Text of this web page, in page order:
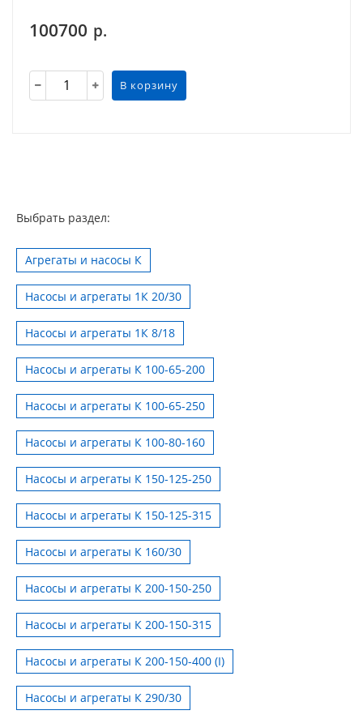
100700 р.
В корзину
Выбрать раздел:
Агрегаты и насосы К
Насосы и агрегаты 1К 20/30
Насосы и агрегаты 1К 8/18
Насосы и агрегаты К 100-65-200
Насосы и агрегаты К 100-65-250
Насосы и агрегаты К 100-80-160
Насосы и агрегаты К 150-125-250
Насосы и агрегаты К 150-125-315
Насосы и агрегаты К 160/30
Насосы и агрегаты К 200-150-250
Насосы и агрегаты К 200-150-315
Насосы и агрегаты К 200-150-400 (I)
Насосы и агрегаты К 290/30